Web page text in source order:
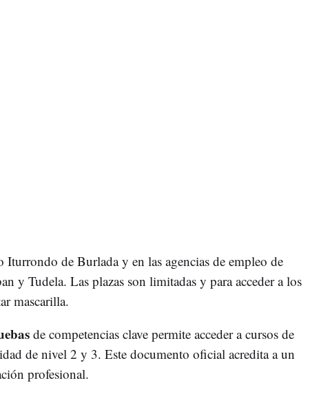
Iturrondo de Burlada y en las agencias de empleo de
y Tudela. Las plazas son limitadas y para acceder a los
mascarilla.
de competencias clave permite acceder a cursos de
de nivel 2 y 3. Este documento oficial acredita a un
profesional.